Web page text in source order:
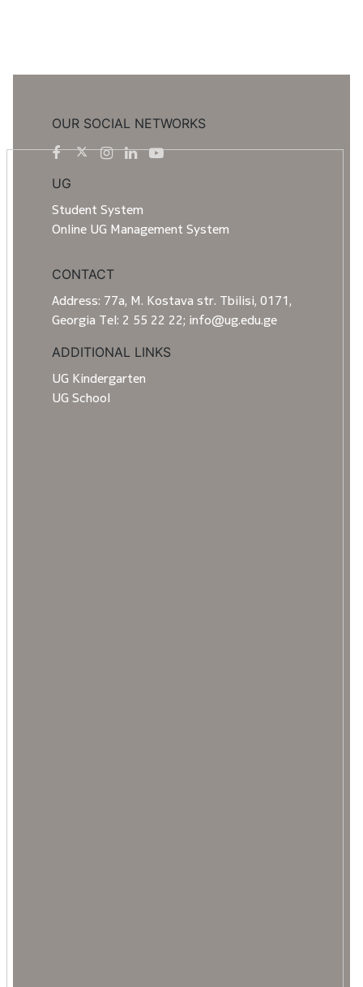
OUR SOCIAL NETWORKS
UG
Student System
Online UG Management System
CONTACT
Address: 77a, M. Kostava str. Tbilisi, 0171,
Georgia Tel: 2 55 22 22; info@ug.edu.ge
ADDITIONAL LINKS
UG Kindergarten
UG School